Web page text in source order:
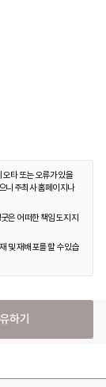
타 또는 오류가 있을
니 주최사 홈페이지나
은 어떠한 책임도 지지
및 재배포를 할 수 있습
하기